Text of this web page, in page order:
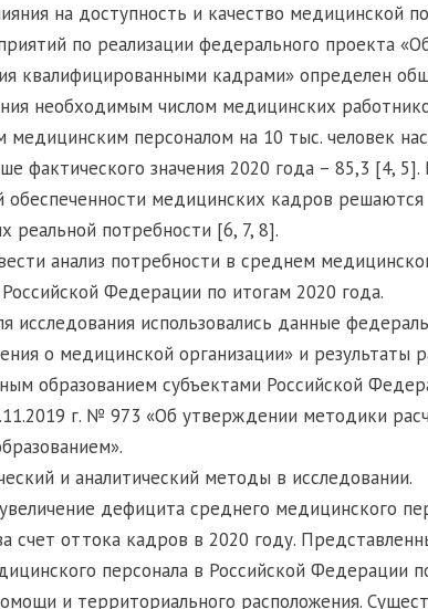
на доступность и качество медицинской
по реализации федерального проекта
квалифицированными кадрами» определен
необходимым числом медицинских
медицинским персоналом на 10 тыс. человек
фактического значения 2020 года – 85,3 [4,
обеспеченности медицинских кадров решаются
реальной потребности [6, 7, 8].
анализ потребности в среднем
Федерации по итогам 2020 года.
использовались данные
о медицинской организации» и результаты
образованием субъектами Российской
г. № 973 «Об утверждении методики
и аналитический методы в исследовании.
дефицита среднего медицинского
счет оттока кадров в 2020 году.
персонала в Российской Федерации
и территориального расположения.